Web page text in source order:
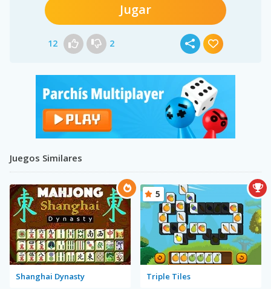
Jugar
12 2
Juegos Similares
Shanghai Dynasty Triple Tiles
5